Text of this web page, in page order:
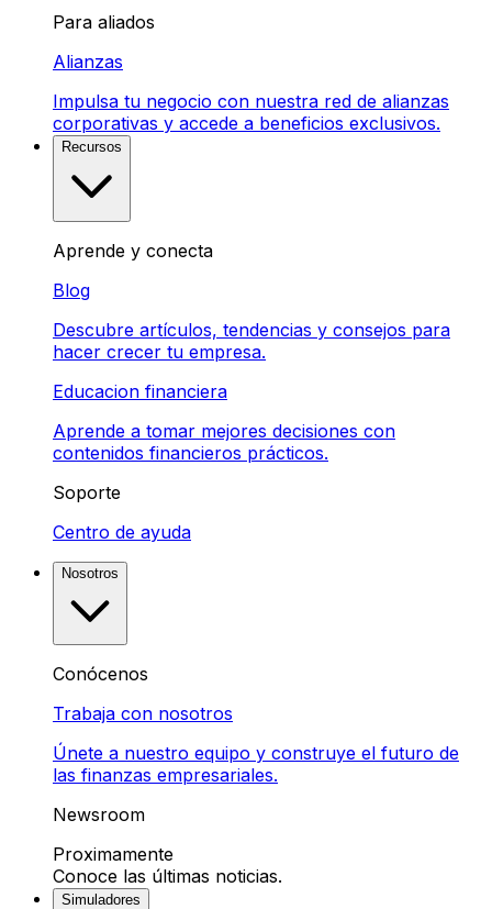
Para aliados
Alianzas
Impulsa tu negocio con nuestra red de alianzas
corporativas y accede a beneficios exclusivos.
Recursos
Aprende y conecta
Blog
Descubre artículos, tendencias y consejos para
hacer crecer tu empresa.
Educacion financiera
Aprende a tomar mejores decisiones con
contenidos financieros prácticos.
Soporte
Centro de ayuda
Nosotros
Conócenos
Trabaja con nosotros
Únete a nuestro equipo y construye el futuro de
las finanzas empresariales.
Newsroom
Proximamente
Conoce las últimas noticias.
Simuladores